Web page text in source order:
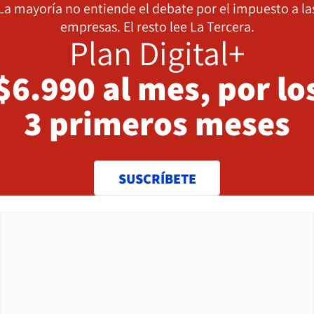
mayoría no entiende el debate por el impuesto a
empresas. El resto lee La Tercera.
Plan Digital+
al mes, por
3 primeros meses
SUSCRÍBETE